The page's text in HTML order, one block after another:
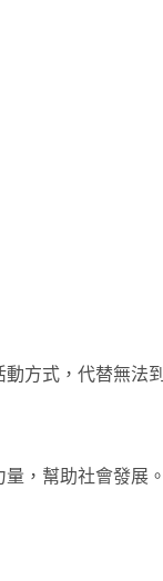
方式，代替無法
，幫助社會發展